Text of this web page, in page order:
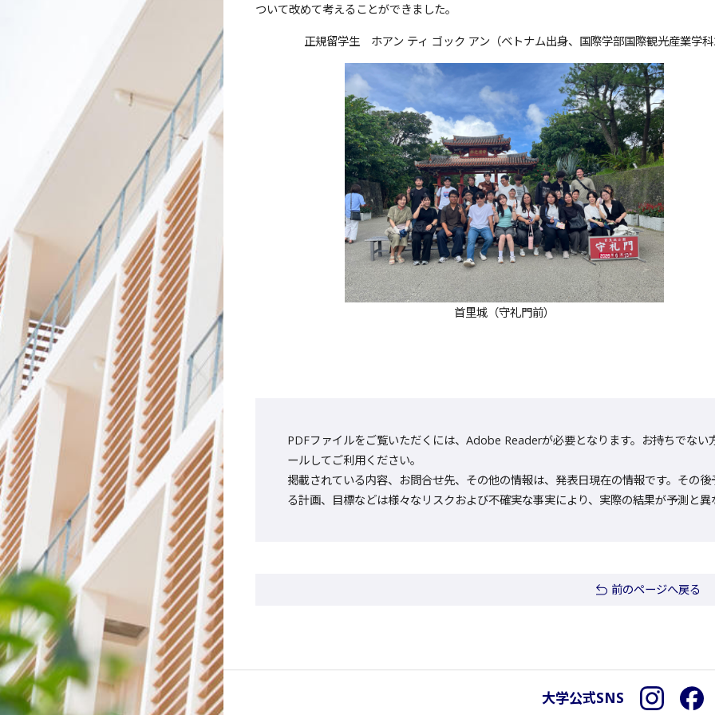
ついて改めて考えることができました。
正規留学生 ホアン ティ ゴック アン（ベトナム出身、国際学部国際観光産業学
首里城（守礼門前）
PDFファイルをご覧いただくには、Adobe Readerが必要となります。お持ちでな
ールしてご利用ください。
掲載されている内容、お問合せ先、その他の情報は、発表日現在の情報です。その
る計画、目標などは様々なリスクおよび不確実な事実により、実際の結果が予測と
前のページへ戻る
大学公式SNS